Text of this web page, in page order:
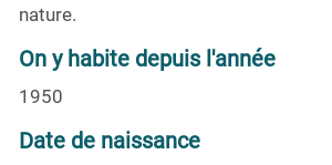
nature.
On y habite depuis l'année
1950
Date de naissance